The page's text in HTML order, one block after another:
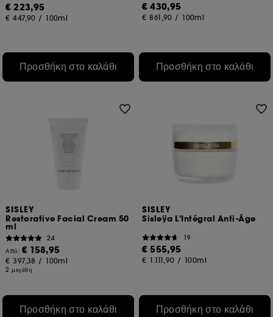
€ 223,95
€ 447,90 / 100ml
Προσθήκη στο καλάθι
€ 430,95
€ 861,90 / 100ml
Προσθήκη στο καλάθι
SISLEY
Restorative Facial Cream 50
ml
24
Από:€ 158,95
€ 397,38 / 100ml
2 μεγέθη
Προσθήκη στο καλάθι
SISLEY
Sisleÿa L'Intégral Anti-Âge
19
€ 555,95
€ 1.111,90 / 100ml
Προσθήκη στο καλάθι